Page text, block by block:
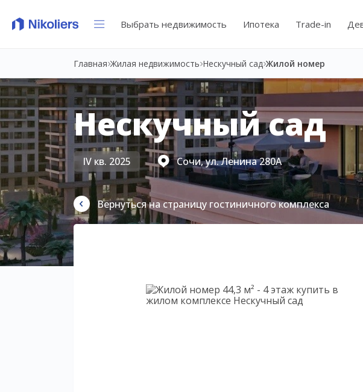
Выбрать недвижимость Ипотека Trade-in
Главная Жилая недвижимость Нескучный сад Жилой номер
Нескучный сад
IV кв. 2025 Сочи, ул. Ленина 280А
Вернуться на страницу гостиничного комплекса